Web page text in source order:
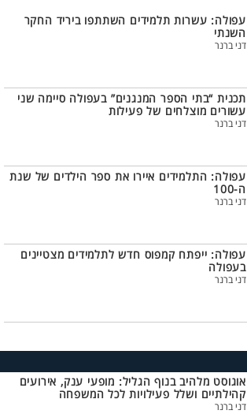
עפולה: עשרות תלמידים השתתפו ביריד החקר
השנתי
דני ברנר
תכנית “בתי הספר המנגנים” בעפולה סיימה שני
עשורים מוצלחים של פעילות
דני ברנר
עפולה: התלמידים איירו את ספר הילדים של שנת
ה-100
דני ברנר
עפולה: ייפתח קמפוס חדש לתלמידים מצטיינים
בעפולה
דני ברנר
אוגוסט מלהיב בנוף הגליל: מופעי ענק, אירועים
קהילתיים ושלל פעילויות לכל המשפחה
דני ברנר